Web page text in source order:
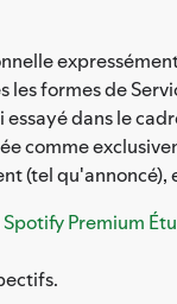
formes de
dans le
comme
(tel
Spotify Premium